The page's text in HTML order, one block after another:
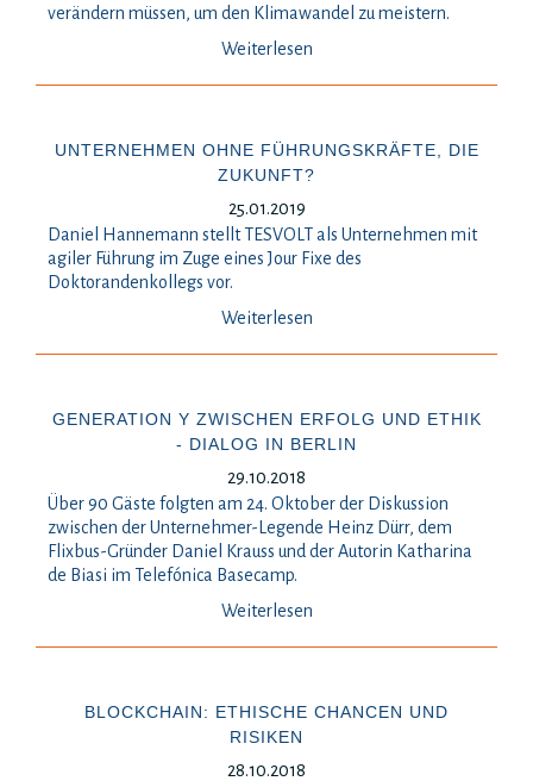
verändern müssen, um den Klimawandel zu meistern.
Weiterlesen
UNTERNEHMEN OHNE FÜHRUNGSKRÄFTE, DIE
ZUKUNFT?
25.01.2019
Daniel Hannemann stellt TESVOLT als Unternehmen mit
agiler Führung im Zuge eines Jour Fixe des
Doktorandenkollegs vor.
Weiterlesen
GENERATION Y ZWISCHEN ERFOLG UND ETHIK
- DIALOG IN BERLIN
29.10.2018
Über 90 Gäste folgten am 24. Oktober der Diskussion
zwischen der Unternehmer-Legende Heinz Dürr, dem
Flixbus-Gründer Daniel Krauss und der Autorin Katharina
de Biasi im Telefónica Basecamp.
Weiterlesen
BLOCKCHAIN: ETHISCHE CHANCEN UND
RISIKEN
28.10.2018